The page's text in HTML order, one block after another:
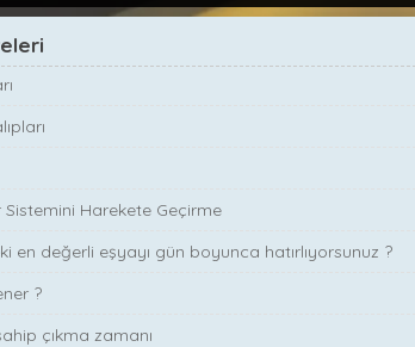
Sistemini Harekete Geçirme
en değerli eşyayı gün boyunca hatırlıyorsunuz ?
?
çıkma zamanı